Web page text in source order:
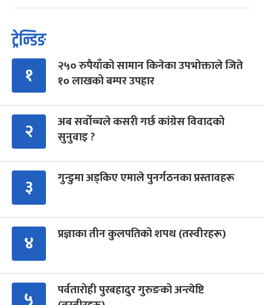
ट्रेन्डिङ
१
२५० रुपैयाँको सामान किनेका उपभोक्ताले जिते
१० लाखको बम्पर उपहार
२
अब सर्वोच्चले कसरी गर्छ कांग्रेस विवादको
सुनुवाइ ?
३ गुन्डुमा अड्किए एमाले पुनर्गठनका प्रस्तावहरू
४ प्रज्ञाका तीन कुलपतिको शपथ (तस्वीरहरू)
पर्वतारोही पुरबहादुर गुरुङको अन्त्येष्टि